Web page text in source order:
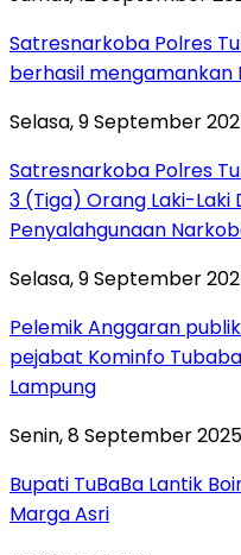
Satresnarkoba Polres
berhasil mengamankan
Selasa, 9 September
Satresnarkoba Polres
3 (Tiga) Orang Laki-Laki
Penyalahgunaan
Selasa, 9 September
Pelemik Anggaran
pejabat Kominfo
Lampung
Senin, 8 September
Bupati TuBaBa Lantik
Marga Asri